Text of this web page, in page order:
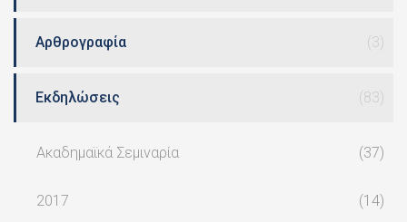
Αρθρογραφία (3)
Εκδηλώσεις (83)
Ακαδημαϊκά Σεμιναρία (37)
2017 (14)